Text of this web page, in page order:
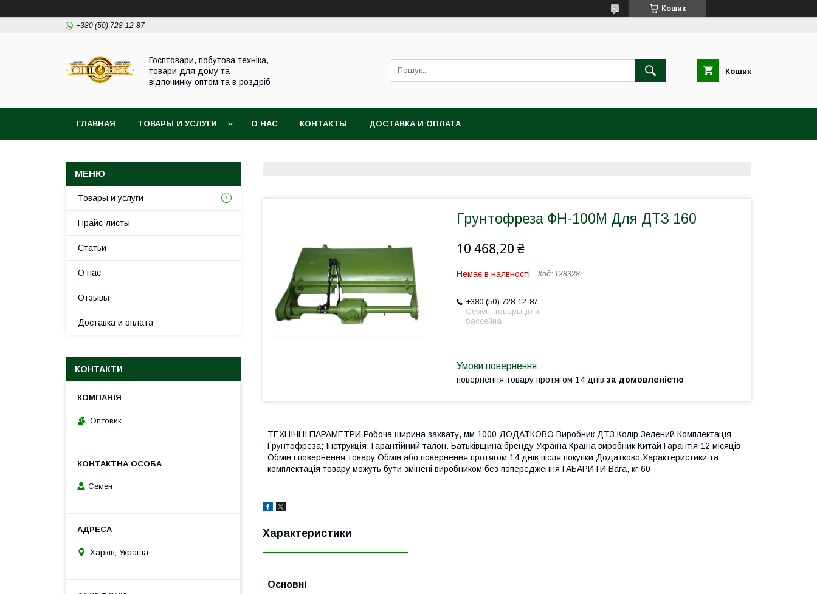
Кошик
+380 (50) 728-12-87
Госптовари, побутова техніка,
товари для дому та
відпочинку оптом та в роздріб
Кошик
ГЛАВНАЯ ТОВАРЫ И УСЛУГИ О НАС КОНТАКТЫ ДОСТАВКА И ОПЛАТА
Грунтофреза ФН-100М Для ДТЗ 160
10 468,20 ₴
Немає в наявності Код: 128328
+380 (50) 728-12-87
Семен, товары для
бассейна
повернення товару протягом 14 днів за домовленістю
ТЕХНІЧНІ ПАРАМЕТРИ Робоча ширина захвату, мм 1000 ДОДАТКОВО Виробник ДТЗ Колір Зелений Комплектація
Ґрунтофреза; Інструкція; Гарантійний талон. Батьківщина бренду Україна Країна виробник Китай Гарантія 12 місяців
Обмін і повернення товару Обмін або повернення протягом 14 днів після покупки Додатково Характеристики та
комплектація товару можуть бути змінені виробником без попередження ГАБАРИТИ Вага, кг 60
Характеристики
Основні
Товары и услуги
Прайс-листы
Статьи
О нас
Отзывы
Доставка и оплата
КОНТАКТИ
Оптовик
Семен
Харків, Україна